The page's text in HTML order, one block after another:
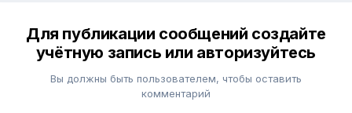
Для публикации сообщений создайте
учётную запись или авторизуйтесь
Вы должны быть пользователем, чтобы оставить
комментарий